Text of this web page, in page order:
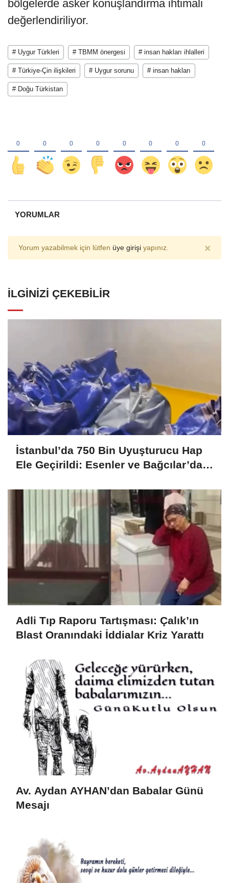
bölgelerde asker konuşlandırma ihtimali
değerlendiriliyor.
# Uygur Türkleri # TBMM önergesi # insan hakları ihlalleri
# Türkiye-Çin ilişkileri # Uygur sorunu # insan hakları
# Doğu Türkistan
YORUMLAR
Yorum yazabilmek için lütfen üye girişi yapınız. ×
İLGINIZI ÇEKEBILIR
İstanbul’da 750 Bin Uyuşturucu Hap
Ele Geçirildi: Esenler ve Bağcılar’da
Adli Tıp Raporu Tartışması: Çalık’ın
Blast Oranındaki İddialar Kriz Yarattı
Av. Aydan AYHAN’dan Babalar Günü
Mesajı